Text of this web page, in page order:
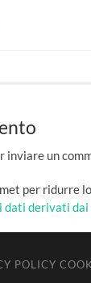
inviare un
per ridurre
dati derivati
POLICY